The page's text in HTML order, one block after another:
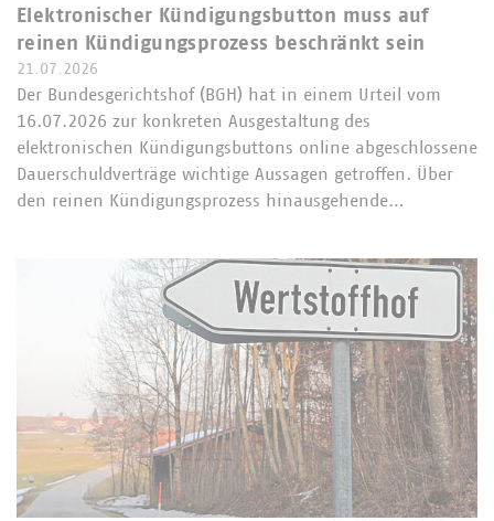
Elektronischer Kündigungsbutton muss auf
reinen Kündigungsprozess beschränkt sein
21.07.2026
Der Bundesgerichtshof (BGH) hat in einem Urteil vom
16.07.2026 zur konkreten Ausgestaltung des
elektronischen Kündigungsbuttons online abgeschlossene
Dauerschuldverträge wichtige Aussagen getroffen. Über
den reinen Kündigungsprozess hinausgehende…